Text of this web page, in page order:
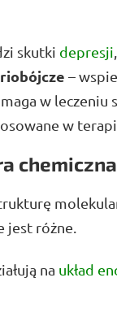
skutki depresji
–
w leczeniu
w
chemiczna
jest różne.
na układ